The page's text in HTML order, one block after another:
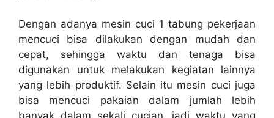
Dengan adanya mesin cuci 1 tabung pekerjaan
mencuci bisa dilakukan dengan mudah dan
cepat, sehingga waktu dan tenaga bisa
digunakan untuk melakukan kegiatan lainnya
yang lebih produktif. Selain itu mesin cuci juga
bisa mencuci pakaian dalam jumlah lebih